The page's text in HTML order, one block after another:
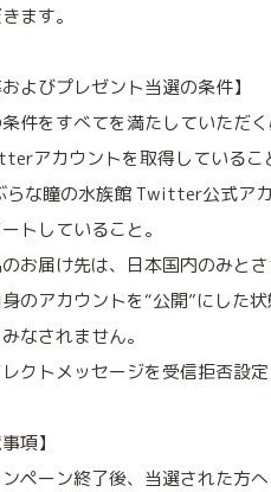
ます。
およびプレゼント当選の条件】
件をすべてを満たしていただく
アカウントを取得しているこ
らな瞳の水族館 Twitter公式ア
トしていること。
のお届け先は、日本国内のみと
身のアカウントを“公開”にした
なされません。
レクトメッセージを受信拒否設
項】
ンペーン終了後、当選された